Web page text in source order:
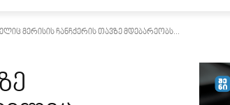
მერისის ჩანჩქერის თავზე მდებარეობს...